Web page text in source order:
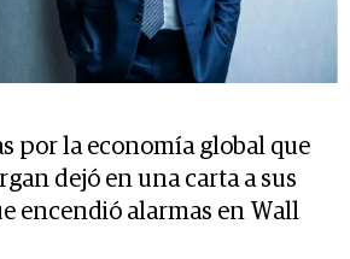
por la economía global que
dejó en una carta a sus
encendió alarmas en Wall